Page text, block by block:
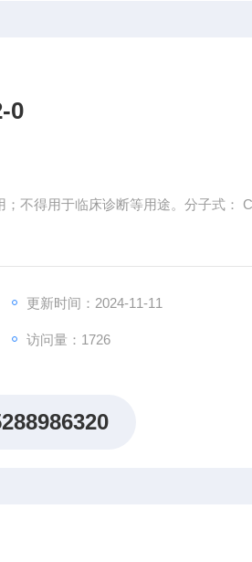
0
不得用于临床诊断等用途。分子式：
更新时间：2024-11-11
访问量：1726